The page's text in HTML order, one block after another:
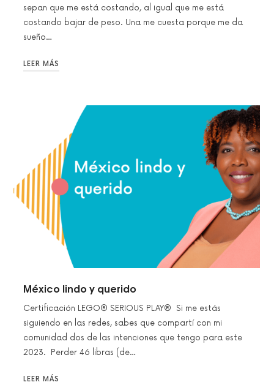
sepan que me está costando, al igual que me está
costando bajar de peso. Una me cuesta porque me da
sueño…
LEER MÁS
México lindo y querido
Certificación LEGO® SERIOUS PLAY® Si me estás
siguiendo en las redes, sabes que compartí con mi
comunidad dos de las intenciones que tengo para este
2023. Perder 46 libras (de…
LEER MÁS